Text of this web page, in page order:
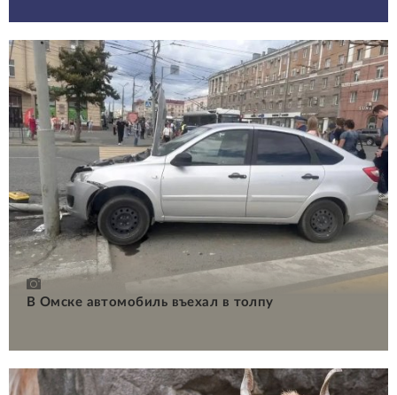
В Омске автомобиль въехал в толпу